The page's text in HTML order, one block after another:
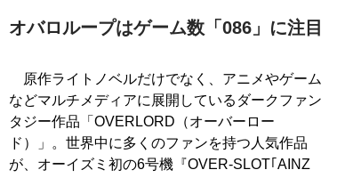
オバロループはゲーム数「086」に注目
原作ライトノベルだけでなく、アニメやゲーム
などマルチメディアに展開しているダークファン
タジー作品「OVERLORD（オーバーロー
ド）」。世界中に多くのファンを持つ人気作品
が、オーイズミ初の6号機『OVER-SLOT｢AINZ